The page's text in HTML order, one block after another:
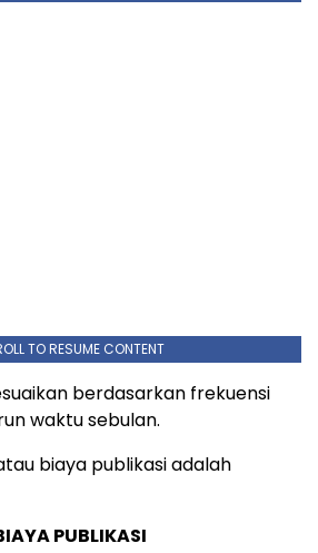
TO RESUME CONTENT
berdasarkan frekuensi
waktu sebulan.
biaya publikasi adalah
PUBLIKASI